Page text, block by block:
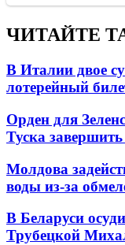
ЧИТАЙТЕ
В Италии двое
лотерейный
Орден для
Туска завершить
Молдова
воды из-за
В Беларуси
Трубецкой